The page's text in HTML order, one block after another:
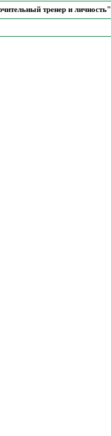
тренер и личность"